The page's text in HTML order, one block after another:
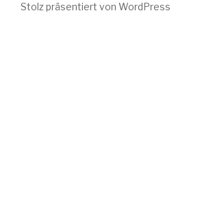
Stolz präsentiert von WordPress